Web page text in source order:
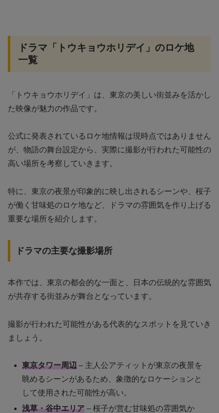
ドラマ「トウキョウホリデイ」のロケ地
一覧
「トウキョウホリデイ」は、東京の美しい街並みを活かし
た映像が魅力の作品です。
公式に発表されているロケ地情報は現時点ではありません
が、物語の舞台設定から、実際に撮影が行われた可能性の
高い場所を考察していきます。
特に、東京の夜景が印象的に映し出されるシーンや、桜子
が働く甘味処のロケ地など、ドラマの雰囲気を作り上げる
重要な場所を紹介します。
ドラマの主要な撮影場所
本作では、東京の都会的な一面と、日本の伝統的な雰囲気
が共存する街並みが舞台となっています。
撮影が行われた可能性がある代表的なスポットを見ていき
ましょう。
東京タワー周辺 – 主人公アティットが東京の夜景を
眺めるシーンがあるため、象徴的なロケーションと
して使用された可能性が高い。
浅草・谷中エリア – 桜子が営む甘味処の雰囲気か